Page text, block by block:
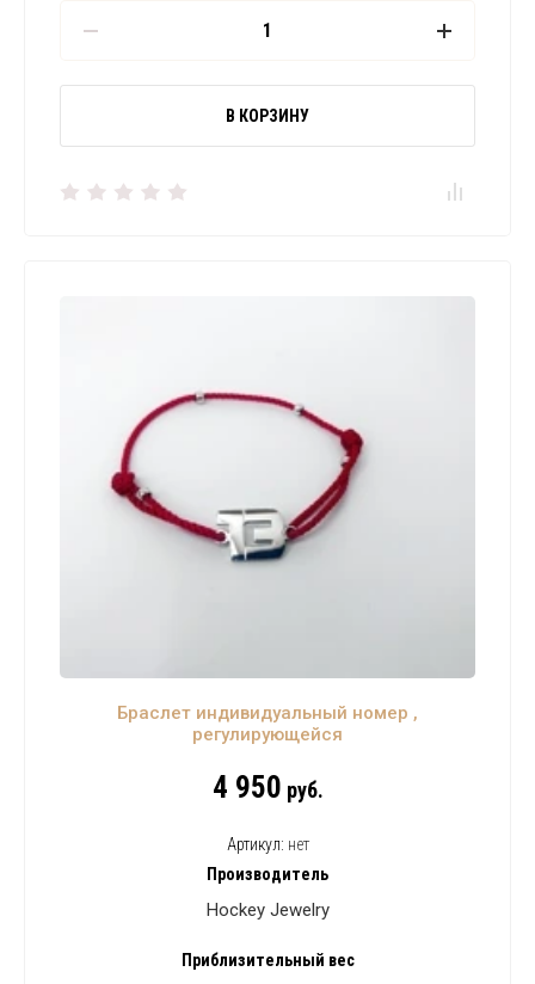
В КОРЗИНУ
Браслет индивидуальный номер ,
регулирующейся
4 950 руб.
Артикул: нет
Производитель
Hockey Jewelry
Приблизительный вес